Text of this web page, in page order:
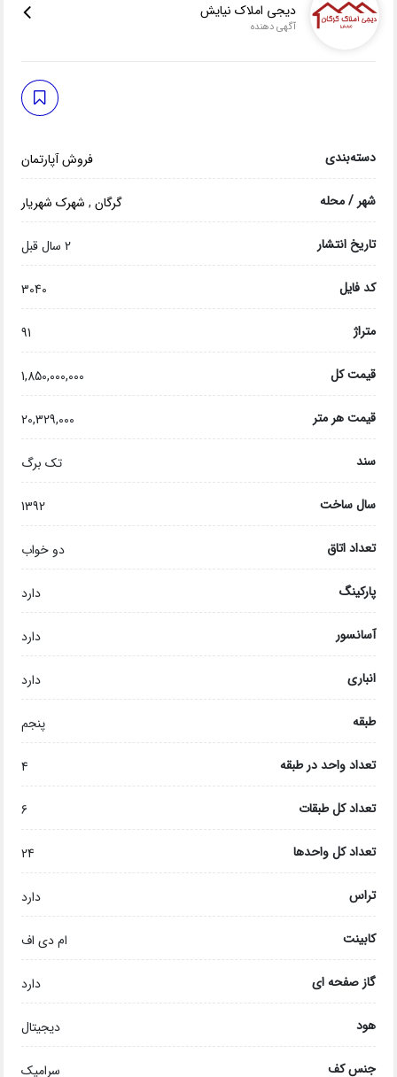
دیجی املاک نیایش
آگهی دهنده
دسته‌بندی فروش آپارتمان
شهر / محله گرگان, شهرک شهریار
تاریخ انتشار 2 سال قبل
کد فایل 3040
متراژ 91
قیمت کل 1,850,000,000
قیمت هر متر 20,329,000
سند تک برگ
سال ساخت 1392
تعداد اتاق دو خواب
پارکینگ دارد
آسانسور دارد
انباری دارد
طبقه پنجم
تعداد واحد در طبقه 4
تعداد کل طبقات 6
تعداد کل واحدها 24
تراس دارد
کابینت ام دی اف
گاز صفحه ای دارد
هود دیجیتال
جنس کف سرامیک